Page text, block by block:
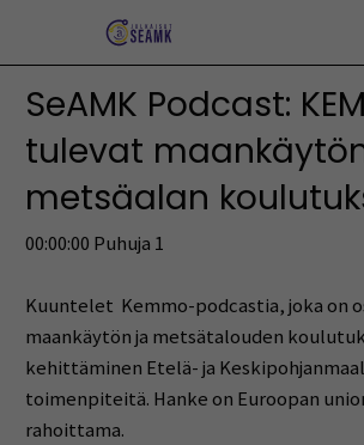
SeAMK Podcast:
tulevat
metsäalan
00:00:00 Puhuja 1
Kuuntelet Kemmo-podcastia, joka on
maankäytön ja metsätalouden
kehittäminen Etelä- ja
toimenpiteitä. Hanke on Euroopan
rahoittama.